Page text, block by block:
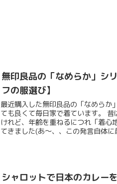
無印良品の「なめらか」シ
フの服選び】
最近購入した無印良品の「なめらか
ても良くて毎日家で着ています。
けれど、年齢を重ねるにつれ「着心
てきました(あ〜、、この発言自体に
シャロットで日本のカレー